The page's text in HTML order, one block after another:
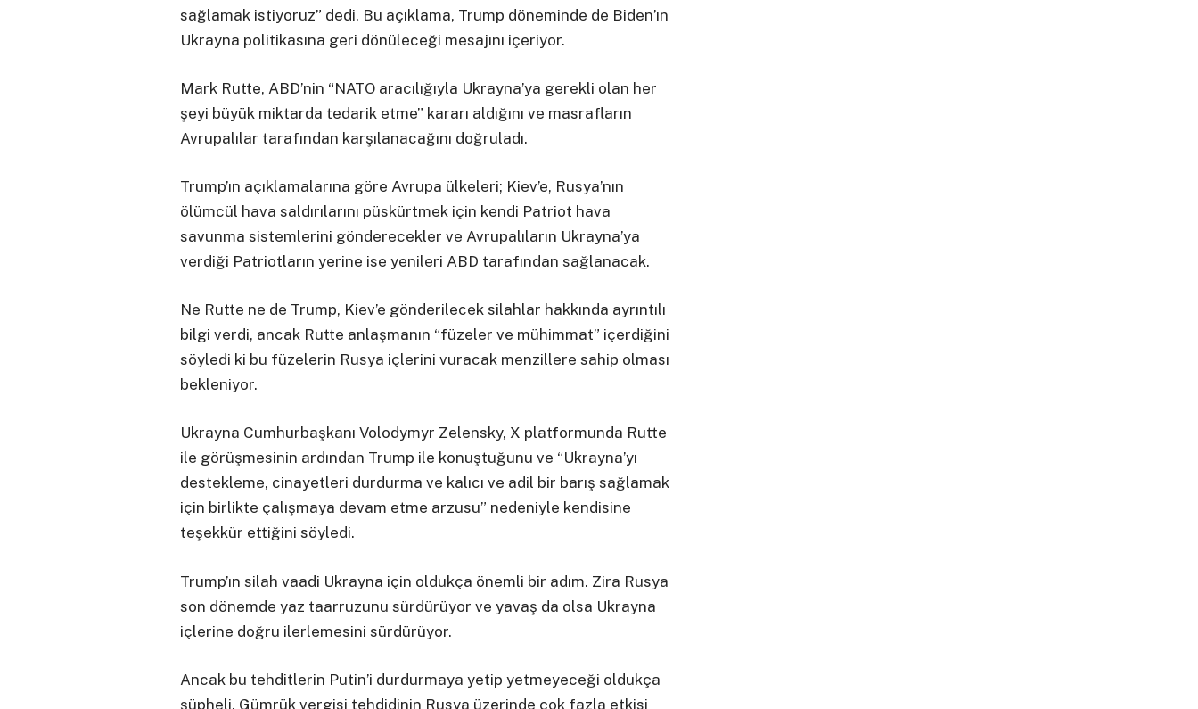
sağlamak istiyoruz” dedi. Bu açıklama, Trump döneminde de Biden’ın
Ukrayna politikasına geri dönüleceği mesajını içeriyor.
Mark Rutte, ABD’nin “NATO aracılığıyla Ukrayna’ya gerekli olan her
şeyi büyük miktarda tedarik etme” kararı aldığını ve masrafların
Avrupalılar tarafından karşılanacağını doğruladı.
Trump’ın açıklamalarına göre Avrupa ülkeleri; Kiev’e, Rusya’nın
ölümcül hava saldırılarını püskürtmek için kendi Patriot hava
savunma sistemlerini gönderecekler ve Avrupalıların Ukrayna’ya
verdiği Patriotların yerine ise yenileri ABD tarafından sağlanacak.
Ne Rutte ne de Trump, Kiev’e gönderilecek silahlar hakkında ayrıntılı
bilgi verdi, ancak Rutte anlaşmanın “füzeler ve mühimmat” içerdiğini
söyledi ki bu füzelerin Rusya içlerini vuracak menzillere sahip olması
bekleniyor.
Ukrayna Cumhurbaşkanı Volodymyr Zelensky, X platformunda Rutte
ile görüşmesinin ardından Trump ile konuştuğunu ve “Ukrayna’yı
destekleme, cinayetleri durdurma ve kalıcı ve adil bir barış sağlamak
için birlikte çalışmaya devam etme arzusu” nedeniyle kendisine
teşekkür ettiğini söyledi.
Trump’ın silah vaadi Ukrayna için oldukça önemli bir adım. Zira Rusya
son dönemde yaz taarruzunu sürdürüyor ve yavaş da olsa Ukrayna
içlerine doğru ilerlemesini sürdürüyor.
Ancak bu tehditlerin Putin’i durdurmaya yetip yetmeyeceği oldukça
şüpheli. Gümrük vergisi tehdidinin Rusya üzerinde çok fazla etkisi